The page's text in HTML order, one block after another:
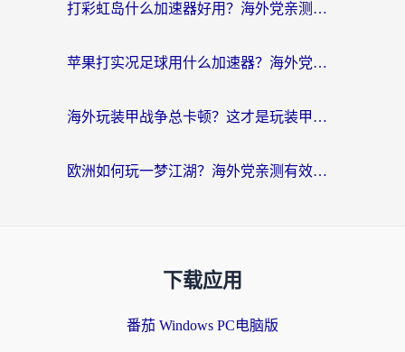
打彩虹岛什么加速器好用？海外党亲测的国服游戏加速终极指南
苹果打实况足球用什么加速器？海外党亲测有效的国服游戏加速指南
海外玩装甲战争总卡顿？这才是玩装甲战争最好的加速器（附马来西亚玩重装上阵攻略）
欧洲如何玩一梦江湖？海外党亲测有效的国服游戏加速指南
下载应用
番茄 Windows PC电脑版